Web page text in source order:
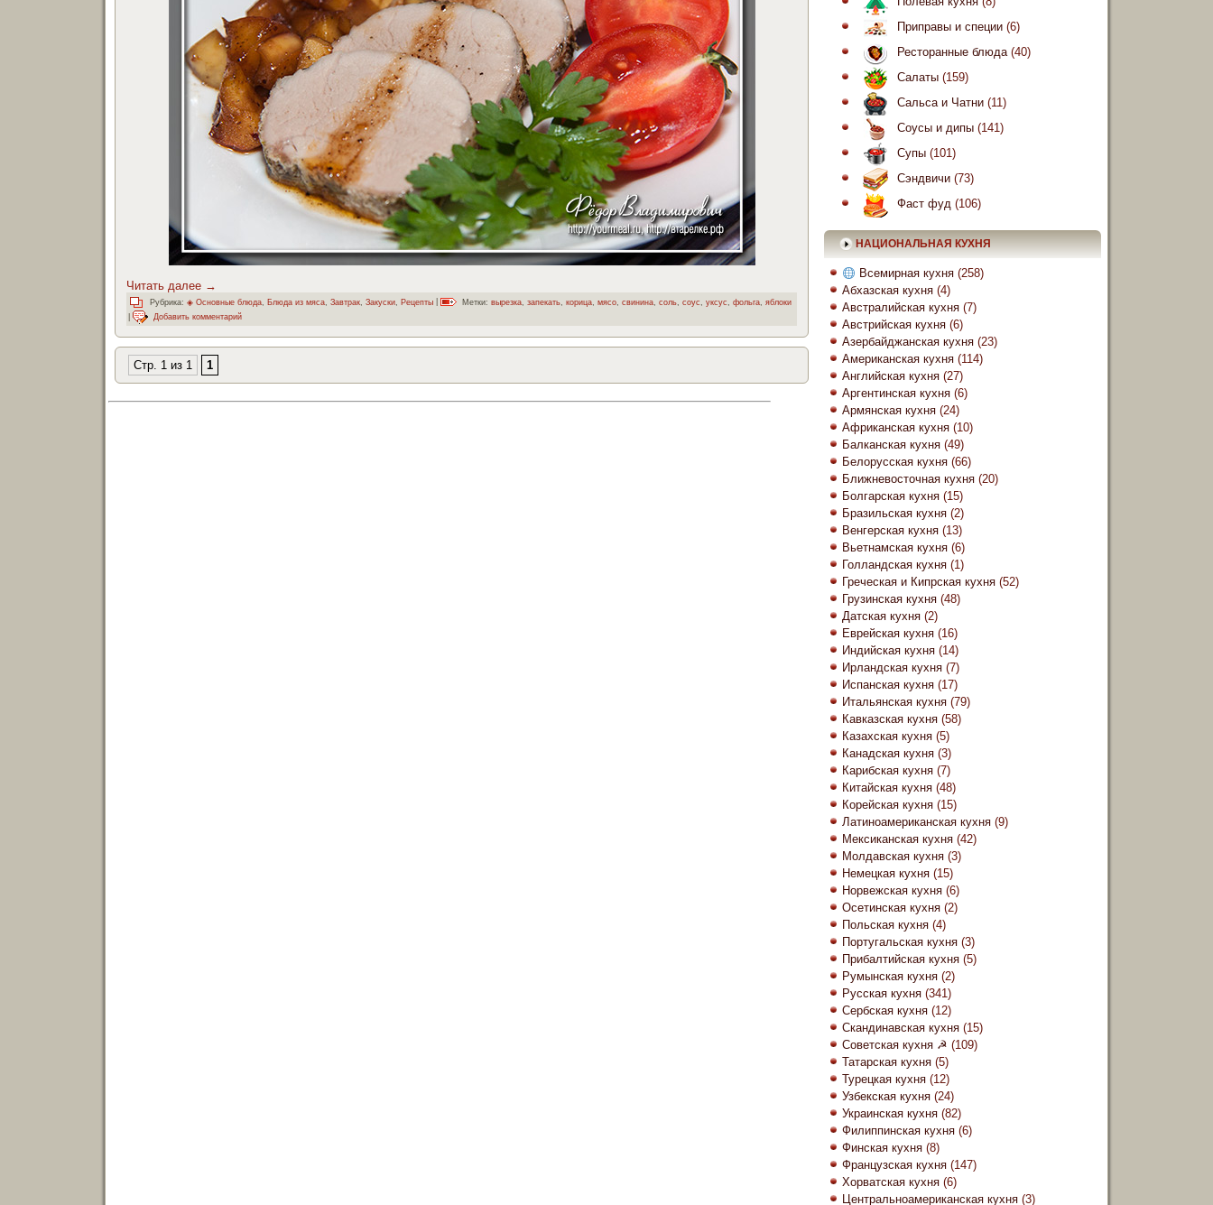
Читать далее →
Рубрика: ◈ Основные блюда Блюда из мяса Завтрак Закуски Рецепты Метки: вырезка запекать корица мясо свинина соль соус уксус фольга яблоки
Добавить комментарий
Стр. 1 из 1 1
Приправы и специи (6)
Ресторанные блюда(40)
Салаты (159)
Сальса и Чатни (11)
Соусы и дипы (141)
Супы (101)
Сэндвичи (73)
Фаст фуд (106)
НАЦИОНАЛЬНАЯ КУХНЯ
Всемирная кухня(258)
Абхазская кухня (4)
Австралийская кухня (7)
Австрийская кухня (6)
Азербайджанская кухня (23)
Американская кухня (114)
Английская кухня (27)
Аргентинская кухня (6)
Армянская кухня (24)
Африканская кухня (10)
Балканская кухня (49)
Белорусская кухня (66)
Ближневосточная кухня (20)
Болгарская кухня (15)
Бразильская кухня (2)
Венгерская кухня (13)
Вьетнамская кухня (6)
Голландская кухня (1)
Греческая и Кипрская кухня (52)
Грузинская кухня (48)
Датская кухня (2)
Еврейская кухня (16)
Индийская кухня (14)
Ирландская кухня (7)
Испанская кухня (17)
Итальянская кухня (79)
Кавказская кухня (58)
Казахская кухня (5)
Канадская кухня (3)
Карибская кухня (7)
Китайская кухня (48)
Корейская кухня (15)
Латиноамериканская кухня (9)
Мексиканская кухня (42)
Молдавская кухня (3)
Немецкая кухня (15)
Норвежская кухня (6)
Осетинская кухня (2)
Польская кухня (4)
Португальская кухня (3)
Прибалтийская кухня (5)
Румынская кухня (2)
Русская кухня (341)
Сербская кухня (12)
Скандинавская кухня (15)
Советская кухня ☭ (109)
Татарская кухня (5)
Турецкая кухня (12)
Узбекская кухня (24)
Украинская кухня (82)
Филиппинская кухня (6)
Финская кухня (8)
Французская кухня (147)
Хорватская кухня (6)
Центральноамериканская кухня (3)